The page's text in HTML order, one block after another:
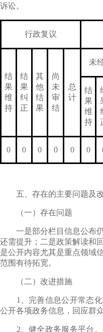
诉讼。
行政复议
结
果
维
持
结
果
纠
正
其
他
结
果
尚
未
审
结
总
计
未
结
果
维
持
0 0 0 0 0 0
五、存在的主要问题及
（一）存在问题
一是部分栏目信息公布
还需提升 ；二是政策解读和
是公开内容尤其是重点领域
范围有待拓宽。
（二）改进措施
1、完善信息公开常态化
公开各项政务信息，回应群众
2、健全政务服务平台。